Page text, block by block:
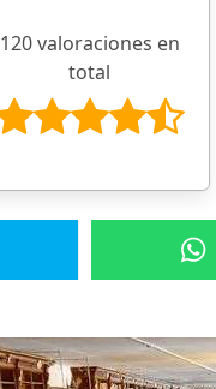
120 valoraciones en
total